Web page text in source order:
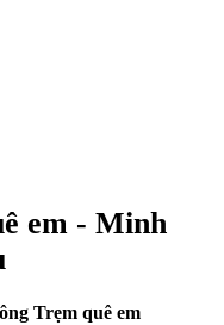
em - Minh
Trẹm quê em